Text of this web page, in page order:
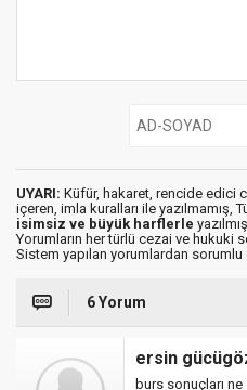
UYARI: Küfür, hakaret, rencide edici
içeren, imla kuralları ile yazılmamış,
isimsiz ve büyük harflerle
Yorumların her türlü cezai ve hukuki
Sistem yapılan yorumlardan sorumlu
6 Yorum
ersin
burs sonuçları